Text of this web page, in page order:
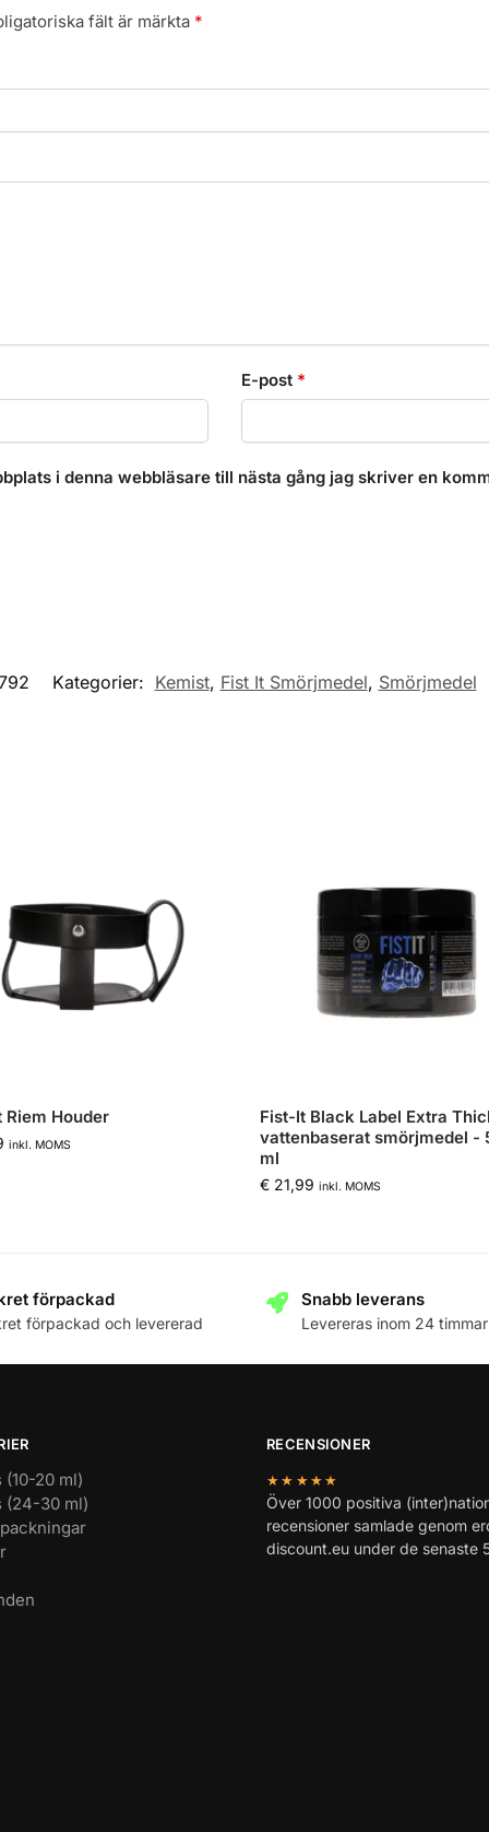
fält är märkta *
E-post *
i denna webbläsare till nästa gång jag skriver en
Kategorier: Kemist, Fist It Smörjmedel, Smörjmedel
Riem Houder
inkl. MOMS
Fist-It Black Label Extra
vattenbaserat smörjmedel -
ml
€ 21,99 inkl. MOMS
förpackad
förpackad och levererad
Snabb leverans
Levereras inom 24 timmar
20 ml)
(24-30 ml)
RECENSIONER
★★★★★
Över 1000 positiva
recensioner samlade genom
discount.eu under de senaste